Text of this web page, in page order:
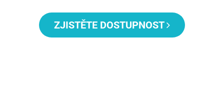
ZJISTĚTE DOSTUPNOST